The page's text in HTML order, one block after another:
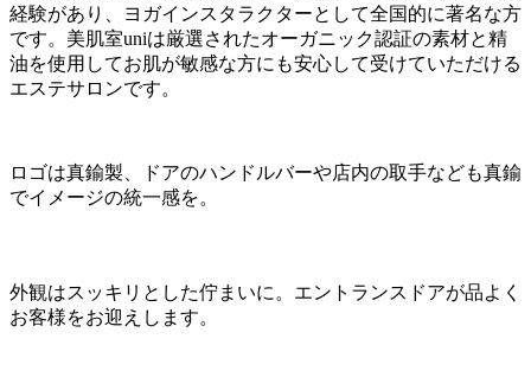
経験があり、ヨガインスタラクターとして全国的に著名な方
です。美肌室uniは厳選されたオーガニック認証の素材と精
油を使用してお肌が敏感な方にも安心して受けていただける
エステサロンです。
ロゴは真鍮製、ドアのハンドルバーや店内の取手なども真鍮
でイメージの統一感を。
外観はスッキリとした佇まいに。エントランスドアが品よく
お客様をお迎えします。